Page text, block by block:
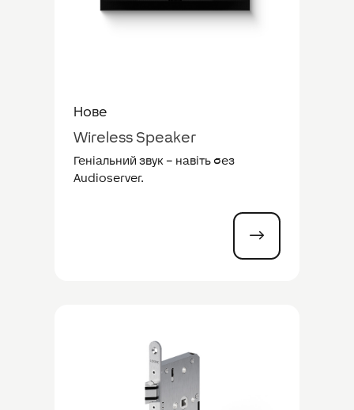
Нове
Wireless Speaker
Геніальний звук – навіть без
Audioserver.
$